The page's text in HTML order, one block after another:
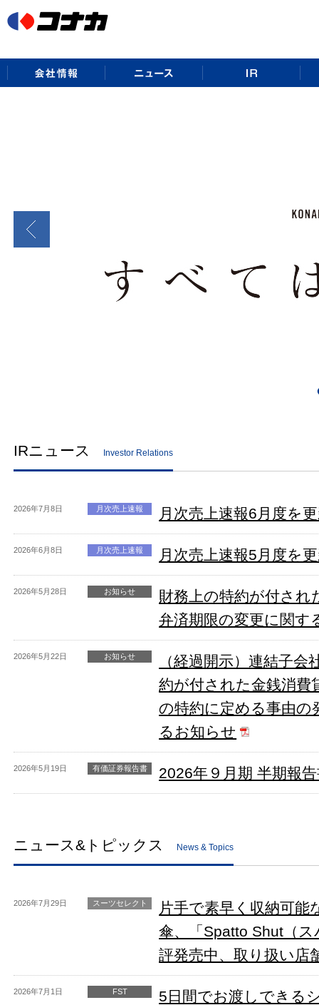
IRニュース Investor Relations
2026年7月8日 月次売上速報 月次売上速報6月度を
2026年6月8日 月次売上速報 月次売上速報5月度を
2026年5月28日 お知らせ
財務上の特約が付され
弁済期限の変更に関す
2026年5月22日 お知らせ
（経過開示）連結子
約が付された金銭消費
の特約に定める事由の
るお知らせ
2026年5月19日 有価証券報告書 2026年９月期 半期報
ニュース&トピックス News & Topics
2026年7月29日 スーツセレクト
片手で素早く収納可能
傘、「Spatto Shut（
評発売中、取り扱い店
2026年7月1日 FST
5日間でお渡しできる